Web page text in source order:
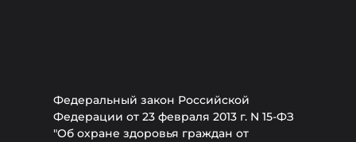
Федеральный закон Российской
Федерации от 23 февраля 2013 г. N 15-ФЗ
"Об охране здоровья граждан от